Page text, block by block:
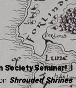
Society Seminar!Il
Shrouded Shrines